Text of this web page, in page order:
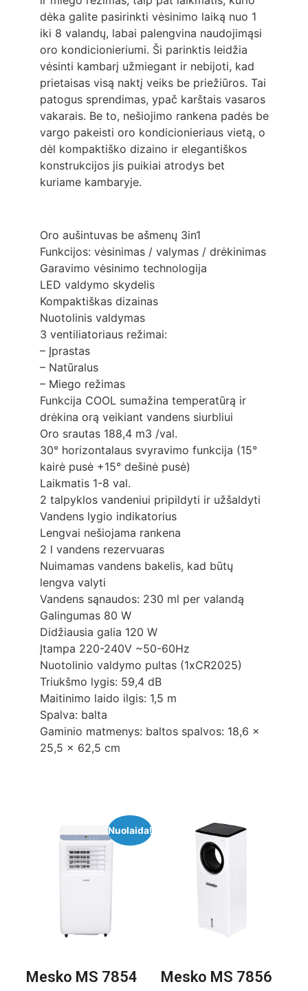
dėka galite pasirinkti vėsinimo laiką nuo 1
iki 8 valandų, labai palengvina naudojimąsi
oro kondicionieriumi. Ši parinktis leidžia
vėsinti kambarį užmiegant ir nebijoti, kad
prietaisas visą naktį veiks be priežiūros. Tai
patogus sprendimas, ypač karštais vasaros
vakarais. Be to, nešiojimo rankena padės be
vargo pakeisti oro kondicionieriaus vietą, o
dėl kompaktiško dizaino ir elegantiškos
konstrukcijos jis puikiai atrodys bet
kuriame kambaryje.
Oro aušintuvas be ašmenų 3in1
Funkcijos: vėsinimas / valymas / drėkinimas
Garavimo vėsinimo technologija
LED valdymo skydelis
Kompaktiškas dizainas
Nuotolinis valdymas
3 ventiliatoriaus režimai:
– Įprastas
– Natūralus
– Miego režimas
Funkcija COOL sumažina temperatūrą ir
drėkina orą veikiant vandens siurbliui
Oro srautas 188,4 m3 /val.
30° horizontalaus svyravimo funkcija (15°
kairė pusė +15° dešinė pusė)
Laikmatis 1-8 val.
2 talpyklos vandeniui pripildyti ir užšaldyti
Vandens lygio indikatorius
Lengvai nešiojama rankena
2 l vandens rezervuaras
Nuimamas vandens bakelis, kad būtų
lengva valyti
Vandens sąnaudos: 230 ml per valandą
Galingumas 80 W
Didžiausia galia 120 W
Įtampa 220-240V ~50-60Hz
Nuotolinio valdymo pultas (1xCR2025)
Triukšmo lygis: 59,4 dB
Maitinimo laido ilgis: 1,5 m
Spalva: balta
Gaminio matmenys: baltos spalvos: 18,6 x
25,5 x 62,5 cm
Nuolaida!
Mesko MS 7854
Mesko MS 7856